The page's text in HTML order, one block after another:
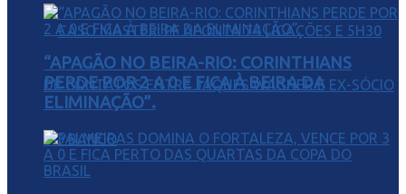
“APAGÃO NO BEIRA-RIO: CORINTHIANS
PERDE POR 2 A 0 E FICA À BEIRA DA
ELIMINAÇÃO”.